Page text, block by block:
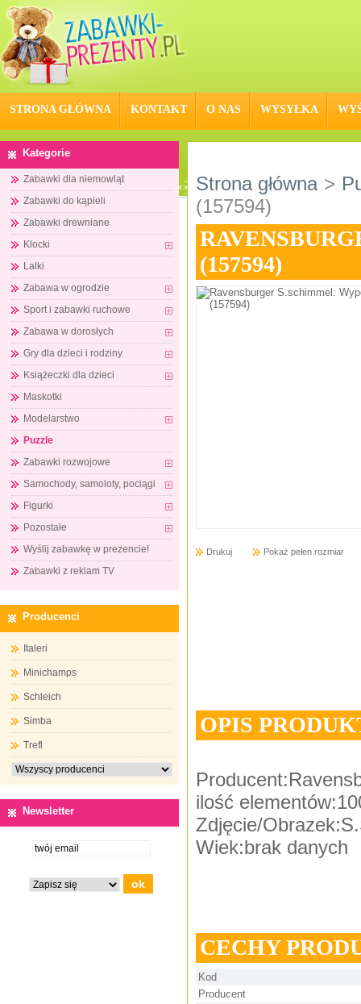
STRONA GŁÓWNA KONTAKT O NAS WYSYŁKA
Kategorie
Zabawki dla niemowląt
Zabawki do kąpieli
Zabawki drewniane
Klocki
Lalki
Zabawa w ogrodzie
Sport i zabawki ruchowe
Zabawa w dorosłych
Gry dla dzieci i rodziny
Książeczki dla dzieci
Maskotki
Modelarstwo
Puzzle
Zabawki rozwojowe
Samochody, samoloty, pociągi
Figurki
Pozostałe
Wyślij zabawkę w prezencie!
Zabawki z reklam TV
Producenci
Italeri
Minichamps
Schleich
Simba
Trefl
Newsletter
Strona główna >
(157594)
(157594)
Drukuj Pokaż pełen rozmiar
OPIS
ilość
Zdjęcie/
Wiek:brak danych
CECHY
Kod
Producent